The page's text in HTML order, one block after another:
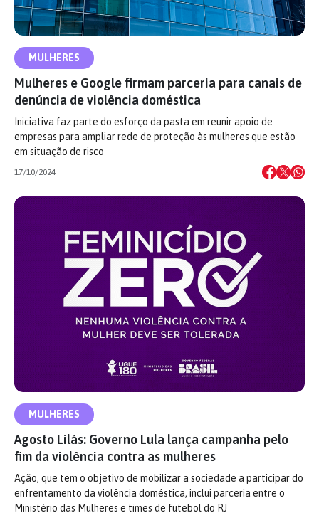
MULHERES
Mulheres e Google firmam parceria para canais de
denúncia de violência doméstica
Iniciativa faz parte do esforço da pasta em reunir apoio de
empresas para ampliar rede de proteção às mulheres que estão
em situação de risco
17/10/2024
MULHERES
Agosto Lilás: Governo Lula lança campanha pelo
fim da violência contra as mulheres
Ação, que tem o objetivo de mobilizar a sociedade a participar do
enfrentamento da violência doméstica, inclui parceria entre o
Ministério das Mulheres e times de futebol do RJ